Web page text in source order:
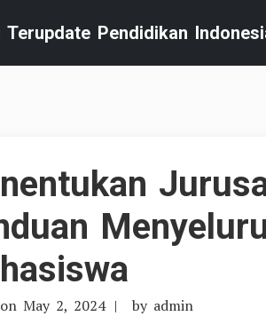
Terupdate Pendidikan
May 2, 2024 by admin